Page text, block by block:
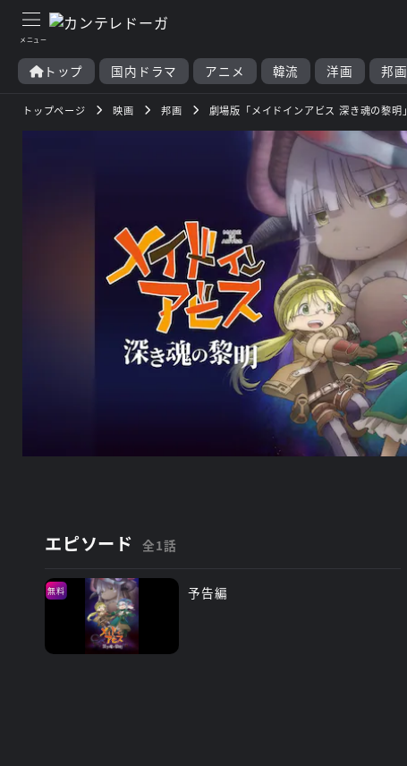
トップ 国内ドラマ アニメ 韓流 洋画 邦画
トップページ 映画 邦画 劇場版「メイドインアビス 深き魂の黎明」
エピソード 全1話
無料 予告編